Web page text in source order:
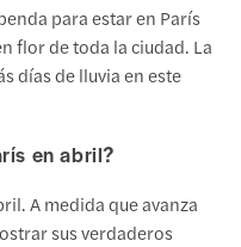
para estar en París
flor de toda la ciudad. La
días de lluvia en este
en abril?
A medida que avanza
sus verdaderos